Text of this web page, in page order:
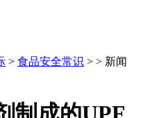
> 食品安全常识 > > 新闻